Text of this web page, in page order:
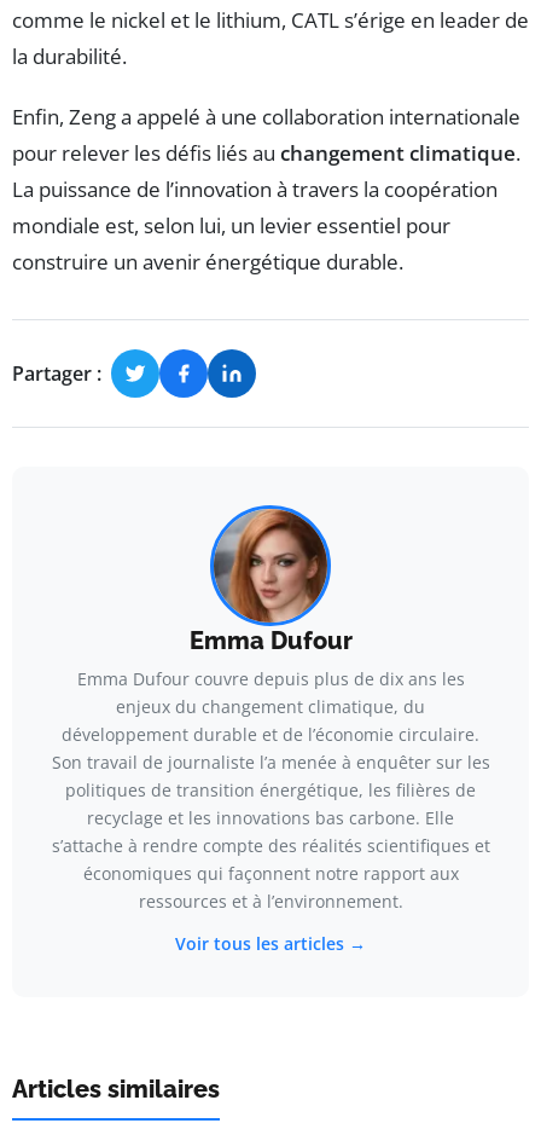
comme le nickel et le lithium, CATL s’érige en leader de
la durabilité.
Enfin, Zeng a appelé à une collaboration internationale
pour relever les défis liés au changement climatique.
La puissance de l’innovation à travers la coopération
mondiale est, selon lui, un levier essentiel pour
construire un avenir énergétique durable.
Partager :
Emma Dufour
Emma Dufour couvre depuis plus de dix ans les
enjeux du changement climatique, du
développement durable et de l’économie circulaire.
Son travail de journaliste l’a menée à enquêter sur les
politiques de transition énergétique, les filières de
recyclage et les innovations bas carbone. Elle
s’attache à rendre compte des réalités scientifiques et
économiques qui façonnent notre rapport aux
ressources et à l’environnement.
Voir tous les articles →
Articles similaires